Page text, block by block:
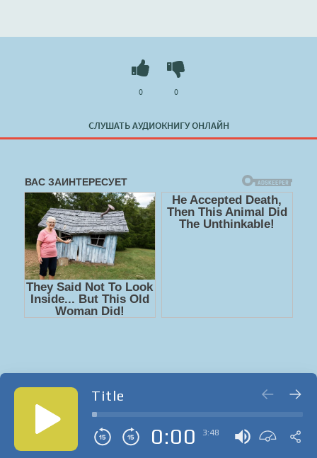
СЛУШАТЬ АУДИОКНИГУ ОНЛАЙН
0 0
Title
0:00 3:48